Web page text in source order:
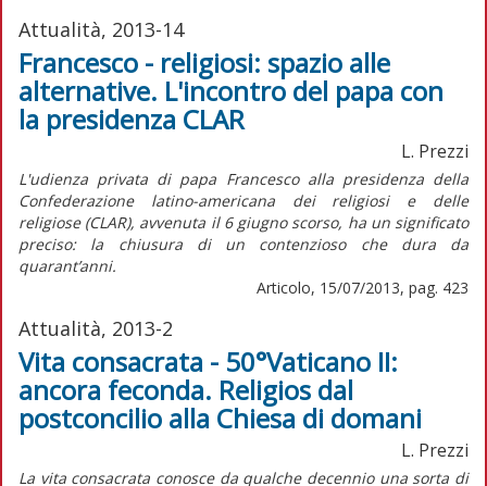
Attualità, 2013-14
Francesco - religiosi: spazio alle
alternative. L'incontro del papa con
la presidenza CLAR
L. Prezzi
L'udienza privata di papa Francesco alla presidenza della
Confederazione latino-americana dei religiosi e delle
religiose (CLAR), avvenuta il 6 giugno scorso, ha un significato
preciso: la chiusura di un contenzioso che dura da
quarant’anni.
Articolo, 15/07/2013, pag. 423
Attualità, 2013-2
Vita consacrata - 50°Vaticano II:
ancora feconda. Religios dal
postconcilio alla Chiesa di domani
L. Prezzi
La vita consacrata conosce da qualche decennio una sorta di